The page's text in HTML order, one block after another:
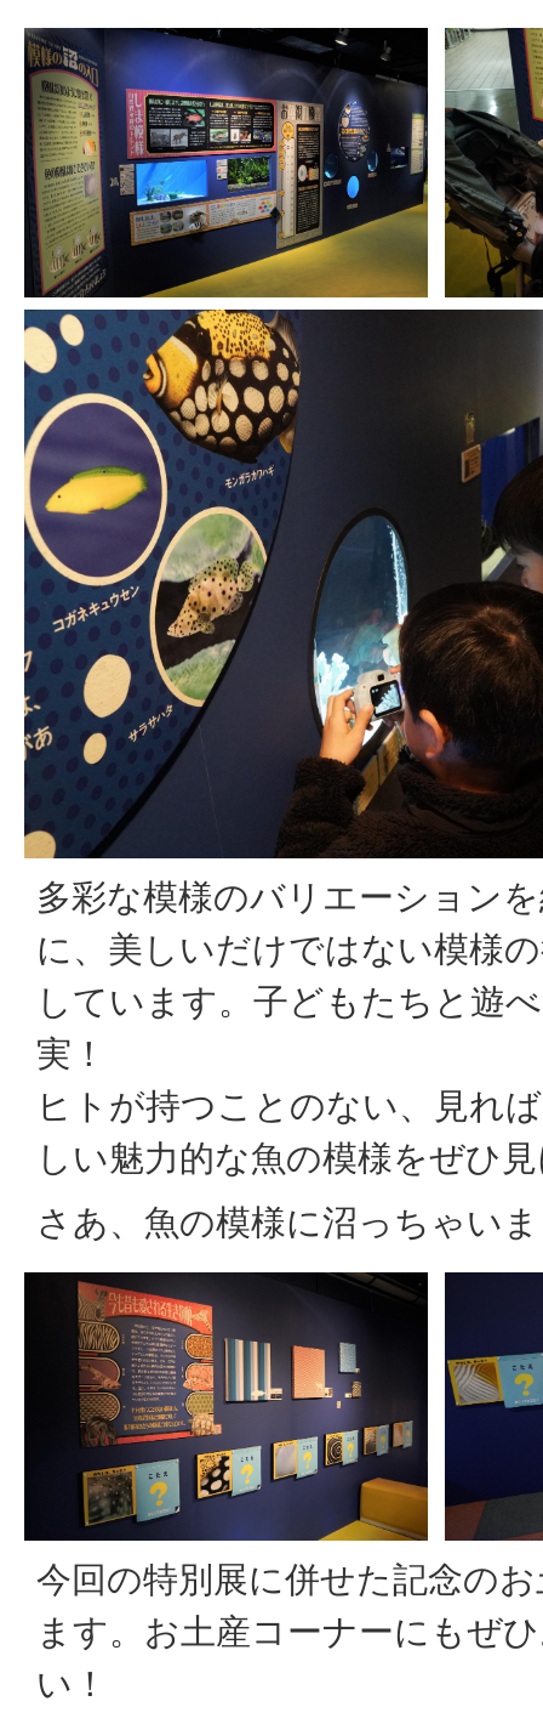
多彩な模様のバリエーション
に、美しいだけではない模様
しています。子どもたちと遊
実！
ヒトが持つことのない、見れ
しい魅力的な魚の模様をぜひ
さあ、魚の模様に沼っちゃい
今回の特別展に併せた記念の
ます。お土産コーナーにもぜ
い！